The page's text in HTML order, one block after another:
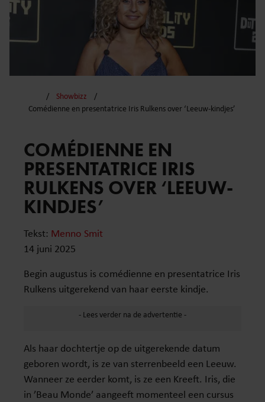
Showbizz
Comédienne en presentatrice Iris Rulkens over ‘Leeuw-kindjes’
COMÉDIENNE EN
PRESENTATRICE IRIS
RULKENS OVER ‘LEEUW-
KINDJES’
Tekst: Menno Smit
14 juni 2025
Begin augustus is comédienne en presentatrice Iris
Rulkens uitgerekend van haar eerste kindje.
Als haar dochtertje op de uitgerekende datum
geboren wordt, is ze van sterrenbeeld een Leeuw.
Wanneer ze eerder komt, is ze een Kreeft. Iris, die
in ’Beau Monde’ aangeeft momenteel een cursus